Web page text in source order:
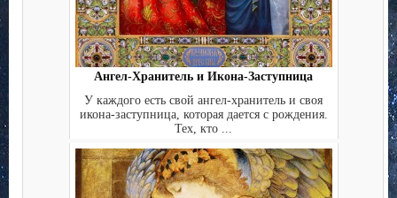
Ангел-Хранитель и Икона-Заступница
У каждого есть свой ангел-хранитель и своя
икона-заступница, которая дается с рождения.
Тех, кто ...